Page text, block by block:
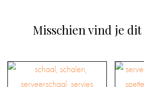
Misschien vind je